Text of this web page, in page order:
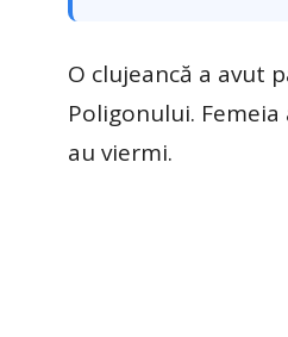
O clujeancă a avut
Poligonului.
au viermi.